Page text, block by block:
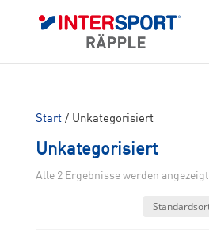
Start/ Unkategorisiert
Unkategorisiert
Alle 2 Ergebnisse werden angezeigt